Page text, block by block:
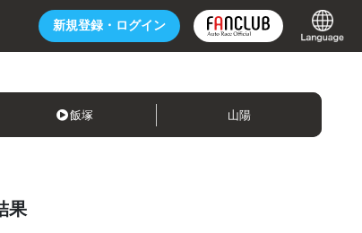
新規登録・ ログイン
飯塚 山陽
果